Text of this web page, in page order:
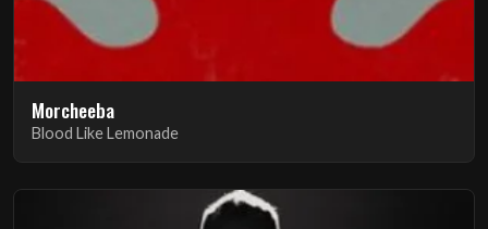
Morcheeba
Blood Like Lemonade